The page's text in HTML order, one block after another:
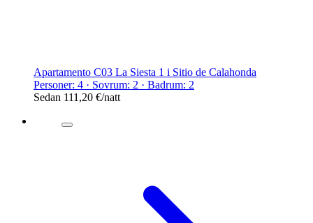
Apartamento C03 La Siesta 1 i Sitio de Calahonda
Personer: 4 · Sovrum: 2 · Badrum: 2
Sedan 111,20 €/natt